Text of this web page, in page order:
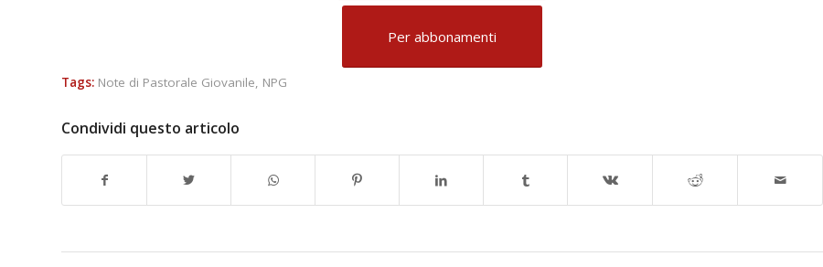
Per abbonamenti
Tags: Note di Pastorale Giovanile, NPG
Condividi questo articolo